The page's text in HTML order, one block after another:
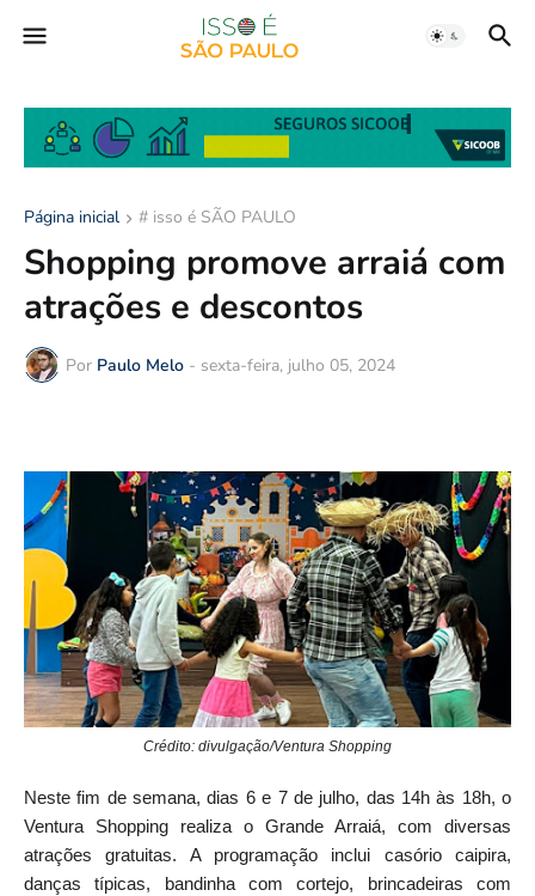
Página inicial # isso é SÃO PAULO
Shopping promove arraiá com
atrações e descontos
Por Paulo Melo - sexta-feira, julho 05, 2024
Crédito: divulgação/Ventura Shopping
Neste fim de semana, dias 6 e 7 de julho, das 14h às 18h, o
Ventura Shopping realiza o Grande Arraiá, com diversas
atrações gratuitas. A programação inclui casório caipira,
danças típicas, bandinha com cortejo, brincadeiras com